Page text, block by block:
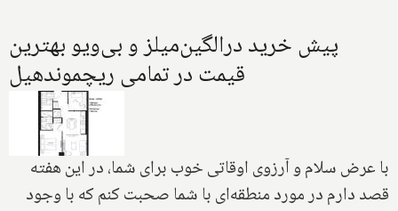
پیش خرید درالگین‌میلز و بی‌ویو بهترین
قیمت در تمامی ریچموندهیل
با عرض سلام و آرزوی اوقاتی خوب برای شما، در این هفته
قصد دارم در مورد منطقه‌ای با شما صحبت کنم که با وجود